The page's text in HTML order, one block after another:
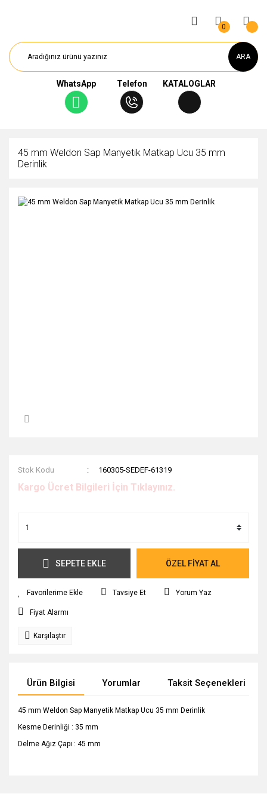
ARA
WhatsApp Telefon KATALOGLAR
0
45 mm Weldon Sap Manyetik Matkap Ucu 35 mm
Derinlik
Stok Kodu 160305-SEDEF-61319
Kargo Ücret Bilgileri İçin Tıklayınız.
SEPETE EKLE ÖZEL FİYAT AL
Tavsiye Et Yorum Yaz
Fiyat Alarmı
Karşılaştır
Ürün Bilgisi Yorumlar Taksit Seçenekleri
45 mm Weldon Sap Manyetik Matkap Ucu 35 mm Derinlik
Kesme Derinliği : 35 mm
Delme Ağız Çapı : 45 mm